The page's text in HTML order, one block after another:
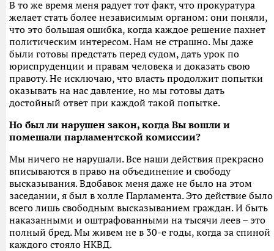
В то же время меня радует тот факт, что прокуратура
желает стать более независимым органом: они поняли,
что это большая ошибка, когда каждое решение пахнет
политическим интересом. Нам не страшно. Мы даже
были готовы предстать перед судом, дать урок по
юриспруденции и правам человека и доказать свою
правоту. Не исключаю, что власть продолжит попытки
оказывать на нас давление, но мы готовы дать
достойный ответ при каждой такой попытке.
Но был ли нарушен закон, когда Вы вошли и
помешали парламентской комиссии?
Мы ничего не нарушали. Все наши действия прекрасно
вписываются в право на объединение и свободу
высказывания. Вдобавок меня даже не было на этом
заседании, я был в холле Парламента. Это действие было
всего лишь свободным высказыванием граждан. И быть
наказанными и оштрафованными на тысячи леев – это
полный бред. Мы живем не в 30-е годы, когда за спиной
каждого стояло НКВД.